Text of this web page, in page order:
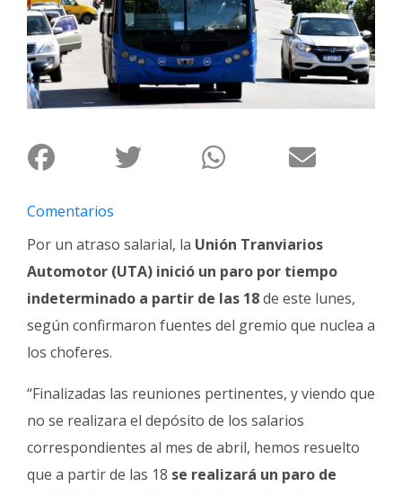
Deportes
Arte
y
Espectáculos
Cartelera
de
Clasificados
Fúnebres
Comentarios
Por un atraso salarial, la Unión Tranviarios
Automotor (UTA) inició un paro por tiempo
indeterminado a partir de las 18de este lunes,
según confirmaron fuentes del gremio que nuclea a
los choferes.
“Finalizadas las reuniones pertinentes, y viendo que
no se realizara el depósito de los salarios
correspondientes al mes de abril, hemos resuelto
que a partir de las 18 se realizará un paro de